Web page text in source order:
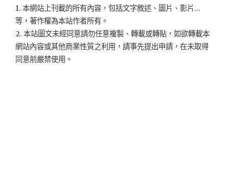
1. 本網站上刊載的所有內容，包括文字敘述、圖片、影片...
等，著作權為本站作者所有。
2. 本站圖文未經同意請勿任意複製、轉載或轉貼，如欲轉載本
網站內容或其他商業性質之利用，請事先提出申請，在未取得
同意前嚴禁使用。